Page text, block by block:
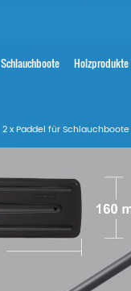
Schlauchboote Holzprodukte
2 x Paddel für